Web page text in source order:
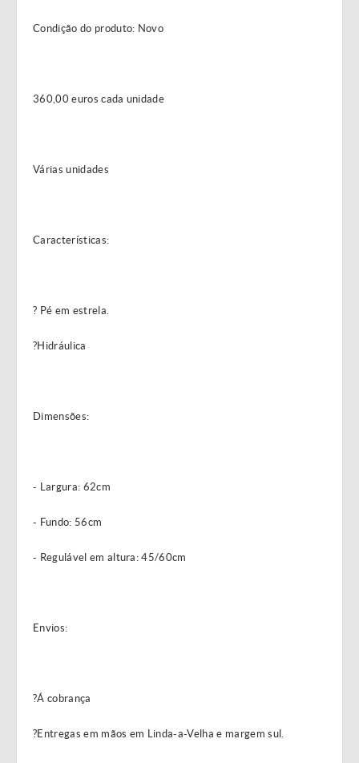
Condição do produto: Novo
360,00 euros cada unidade
Várias unidades
Características:
? Pé em estrela.
?Hidráulica
Dimensões:
- Largura: 62cm
- Fundo: 56cm
- Regulável em altura: 45/60cm
Envios:
?Á cobrança
?Entregas em mãos em Linda-a-Velha e margem sul.